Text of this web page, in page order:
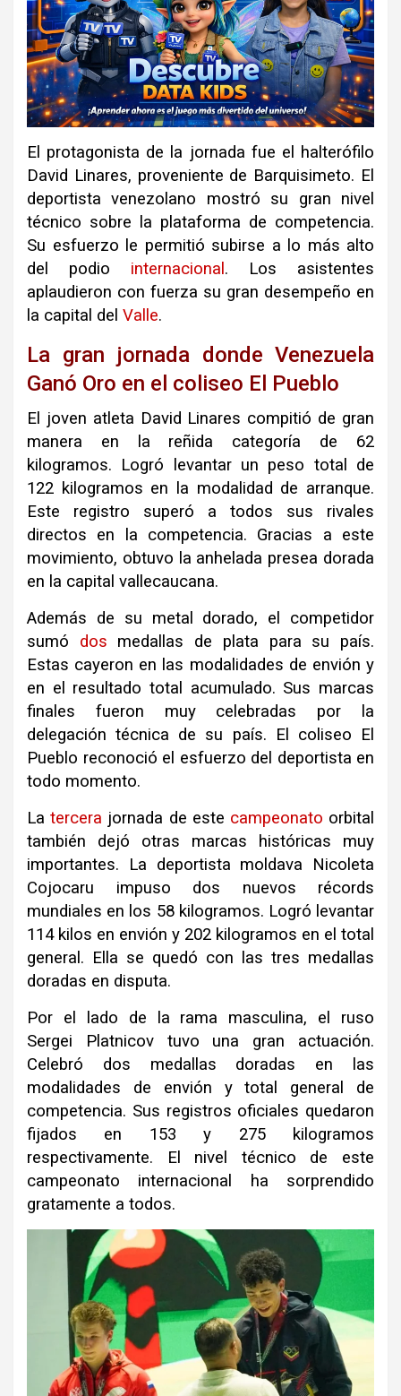
El protagonista de la jornada fue el halterófilo
David Linares, proveniente de Barquisimeto. El
deportista venezolano mostró su gran nivel
técnico sobre la plataforma de competencia.
Su esfuerzo le permitió subirse a lo más alto
del podio internacional. Los asistentes
aplaudieron con fuerza su gran desempeño en
la capital del Valle.
La gran jornada donde Venezuela
Ganó Oro en el coliseo El Pueblo
El joven atleta David Linares compitió de gran
manera en la reñida categoría de 62
kilogramos. Logró levantar un peso total de
122 kilogramos en la modalidad de arranque.
Este registro superó a todos sus rivales
directos en la competencia. Gracias a este
movimiento, obtuvo la anhelada presea dorada
en la capital vallecaucana.
Además de su metal dorado, el competidor
sumó dos medallas de plata para su país.
Estas cayeron en las modalidades de envión y
en el resultado total acumulado. Sus marcas
finales fueron muy celebradas por la
delegación técnica de su país. El coliseo El
Pueblo reconoció el esfuerzo del deportista en
todo momento.
Latercera jornada de este campeonato orbital
también dejó otras marcas históricas muy
importantes. La deportista moldava Nicoleta
Cojocaru impuso dos nuevos récords
mundiales en los 58 kilogramos. Logró levantar
114 kilos en envión y 202 kilogramos en el total
general. Ella se quedó con las tres medallas
doradas en disputa.
Por el lado de la rama masculina, el ruso
Sergei Platnicov tuvo una gran actuación.
Celebró dos medallas doradas en las
modalidades de envión y total general de
competencia. Sus registros oficiales quedaron
fijados en 153 y 275 kilogramos
respectivamente. El nivel técnico de este
campeonato internacional ha sorprendido
gratamente a todos.